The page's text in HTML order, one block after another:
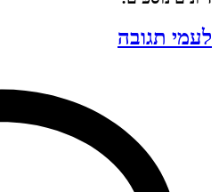
לעמי תגובה